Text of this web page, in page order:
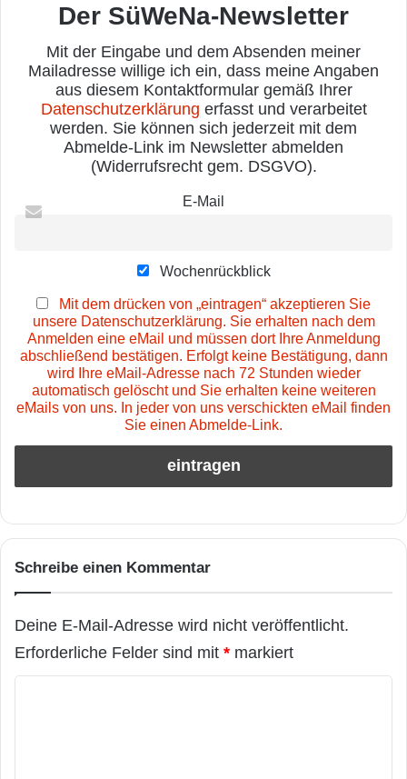
Der SüWeNa-Newsletter
Mit der Eingabe und dem Absenden meiner
Mailadresse willige ich ein, dass meine Angaben
aus diesem Kontaktformular gemäß Ihrer
Datenschutzerklärung erfasst und verarbeitet
werden. Sie können sich jederzeit mit dem
Abmelde-Link im Newsletter abmelden
(Widerrufsrecht gem. DSGVO).
E-Mail
Wochenrückblick
Mit dem drücken von „eintragen“ akzeptieren Sie
unsere Datenschutzerklärung. Sie erhalten nach dem
Anmelden eine eMail und müssen dort Ihre Anmeldung
abschließend bestätigen. Erfolgt keine Bestätigung, dann
wird Ihre eMail-Adresse nach 72 Stunden wieder
automatisch gelöscht und Sie erhalten keine weiteren
eMails von uns. In jeder von uns verschickten eMail finden
Sie einen Abmelde-Link.
Schreibe einen Kommentar
Deine E-Mail-Adresse wird nicht veröffentlicht.
Erforderliche Felder sind mit * markiert